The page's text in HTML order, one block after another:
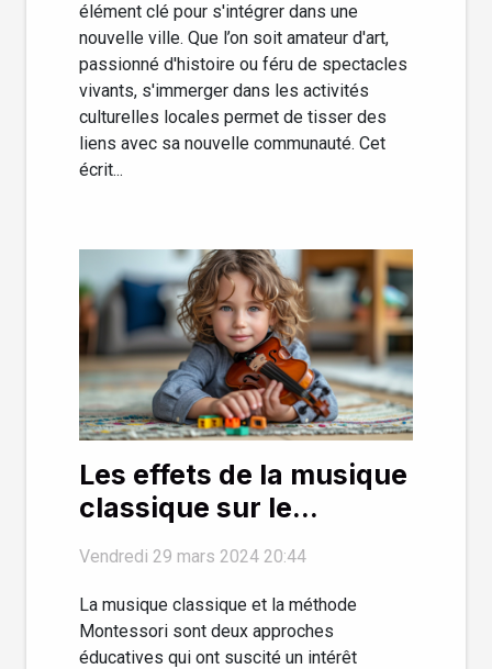
élément clé pour s'intégrer dans une
nouvelle ville. Que l’on soit amateur d'art,
passionné d'histoire ou féru de spectacles
vivants, s'immerger dans les activités
culturelles locales permet de tisser des
liens avec sa nouvelle communauté. Cet
écrit...
Les effets de la musique
classique sur le
des enfants en
comparaison avec la
méthode Montessori
Vendredi 29 mars 2024 20:44
La musique classique et la méthode
Montessori sont deux approches
éducatives qui ont suscité un intérêt